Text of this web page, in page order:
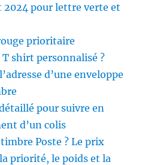
pour lettre verte et
prioritaire
shirt personnalisé ?
d’une enveloppe
pour suivre en
d’un colis
Poste ? Le prix
priorité, le poids et la